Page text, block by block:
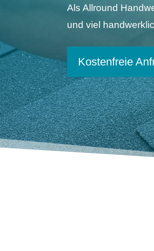
Als Allround
und viel
Kostenfreie